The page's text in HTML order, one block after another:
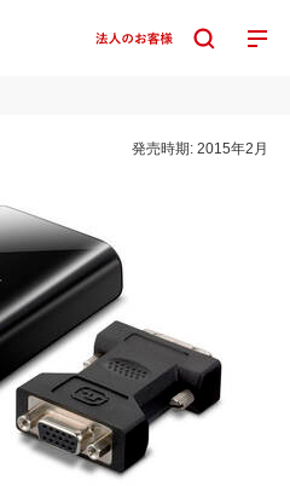
発売時期:2015年2月